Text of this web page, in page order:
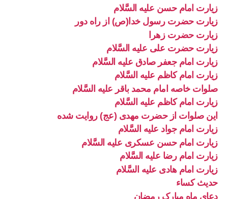
زیارت امام حسن علیه السَّلام
زیارت حضرت رسول خدا(ص) از راه دور
زیارت حضرت زهرا
زیارت حضرت علی علیه السَّلام
زیارت امام جعفر صادق علیه السَّلام
زیارت امام کاظم علیه السَّلام
صلوات خاصه امام محمد باقر علیه السَّلام
زیارت امام کاظم علیه السَّلام
این صلوات از حضرت مهدی (عج) روایت شده
زیارت امام جواد علیه السَّلام
زیارت امام حسن عسکری علیه السَّلام
زیارت امام رضا علیه السَّلام
زیارت امام هادی علیه السَّلام
حدیث کساء
دعای ماه مبارک رمضان